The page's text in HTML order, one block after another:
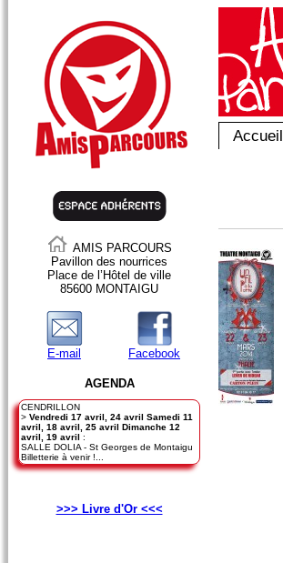
Accueil
AMIS PARCOURS
Pavillon des nourrices
Place de l’Hôtel de ville
85600 MONTAIGU
E-mail Facebook
AGENDA
CENDRILLON
> Vendredi 17 avril, 24 avril Samedi 11
avril, 18 avril, 25 avril Dimanche 12
avril, 19 avril :
SALLE DOLIA - St Georges de Montaigu
Billetterie à venir !...
>>> Livre d'Or <<<